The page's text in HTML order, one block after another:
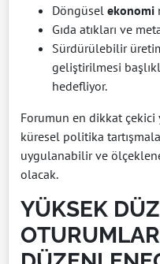
Döngüsel ekonomi
Gıda atıkları ve
Sürdürülebilir
geliştirilmesi
hedefliyor.
Forumun en dikkat çekici
küresel politika
uygulanabilir ve
olacak.
YÜKSEK